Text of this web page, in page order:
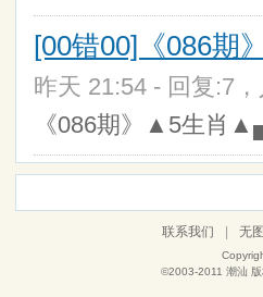
[00错00]《086期
昨天 21:54 - 回复:7
《086期》▲5生肖
联系我们 无
©2003-2011 潮汕